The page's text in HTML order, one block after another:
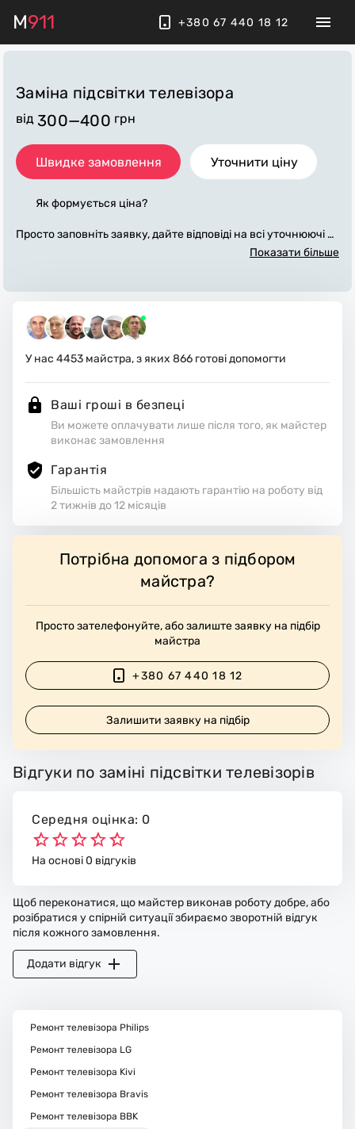
M911 +380 67 440 18 12
Заміна підсвітки телевізора
від 300—400 грн
Швидке замовлення Уточнити ціну
Як формується ціна?
Просто заповніть заявку, дайте відповіді на всі уточнюючі за
питання по «заміна підсвітки телевізора». Ми зв'яжемося з
вці стежать за чистотою та прибирають робоче місце.
Показати більше
У нас 4453 майстра, з яких 866 готові допомогти
Ваші гроші в безпеці
Ви можете оплачувати лише після того, як майстер
виконає замовлення
Гарантія
Більшість майстрів надають гарантію на роботу від
2 тижнів до 12 місяців
Потрібна допомога з підбором
майстра?
Просто зателефонуйте, або залиште заявку на підбір
майстра
+380 67 440 18 12
Залишити заявку на підбір
Відгуки по заміні підсвітки телевізорів
Середня оцінка: 0
На основі 0 відгуків
Щоб переконатися, що майстер виконав роботу добре, або
розібратися у спірній ситуації збираємо зворотній відгук
після кожного замовлення.
Додати відгук
Ремонт телевізора Philips
Ремонт телевізора LG
Ремонт телевізора Kivi
Ремонт телевізора Bravis
Ремонт телевізора BBK